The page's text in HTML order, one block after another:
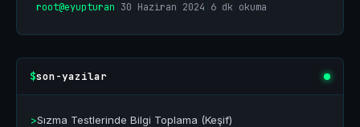
root@eyupturan 30 Haziran 2024 6 dk okuma
$son-yazilar
>Sızma Testlerinde Bilgi Toplama (Keşif)